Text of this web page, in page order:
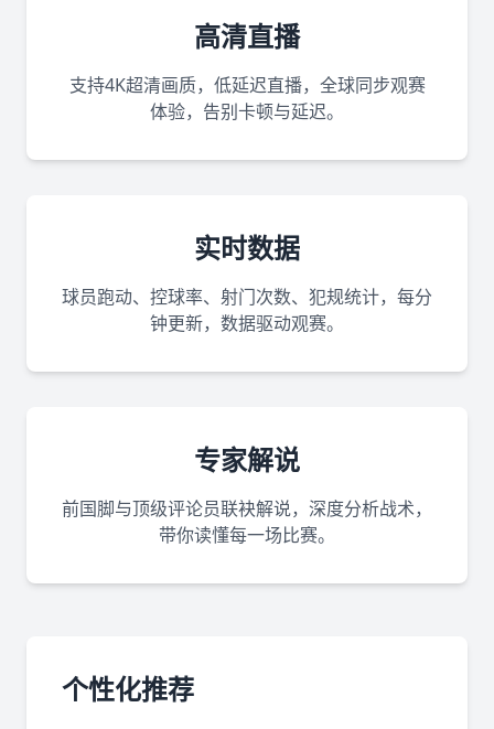
高清直播
支持4K超清画质，低延迟直播，全球同步观赛
体验，告别卡顿与延迟。
实时数据
球员跑动、控球率、射门次数、犯规统计，每分
钟更新，数据驱动观赛。
专家解说
前国脚与顶级评论员联袂解说，深度分析战术，
带你读懂每一场比赛。
个性化推荐